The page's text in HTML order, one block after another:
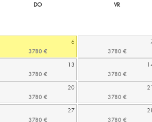
DO VR
6
13
20
27